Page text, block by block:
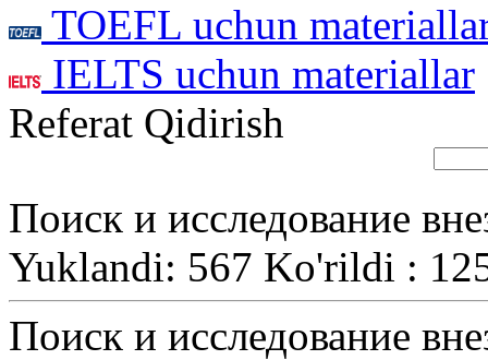
TOEFL uchun
IELTS uchun materiallar
Referat Qidirish
Поиск и исследование
Yuklandi: 567 Ko'rildi :
Поиск и исследование